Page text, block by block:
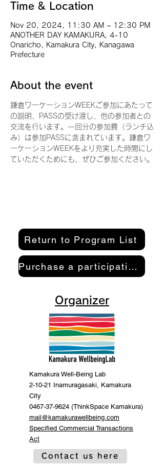
Time & Location
Nov 20, 2024, 11:30 AM – 12:30 PM
ANOTHER DAY KAMAKURA, 4-10
Onaricho, Kamakura City, Kanagawa
Prefecture
About the event
鎌倉ワーケーションWEEKご参加にあたって
の説明、PASSの受け渡し、他の参加者との
交流を行います。一回分の参加費（ランチ込
み）は参加PASSに含まれています。鎌倉ワ
ーケーションWEEKをより充実した時間にし
ていただくためにも、ぜひご参加ください。
Return to Program List
Purchase a participation pass here
Organizer
Kamakura Well-Being Lab
2-10-21 Inamuragasaki, Kamakura
City
0467-37-9624 (ThinkSpace Kamakura)
mail@kamakurawellbeing.com
Specified Commercial Transactions
Act
Contact us here